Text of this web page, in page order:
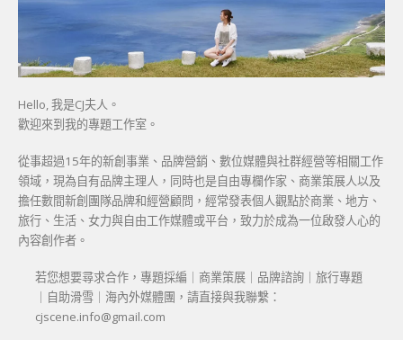
Hello, 我是CJ夫人。
歡迎來到我的專題工作室。
從事超過15年的新創事業、品牌營銷、數位媒體與社群經營等相關工作
領域，現為自有品牌主理人，同時也是自由專欄作家、商業策展人以及
擔任數間新創團隊品牌和經營顧問，經常發表個人觀點於商業、地方、
旅行、生活、女力與自由工作媒體或平台，致力於成為一位啟發人心的
內容創作者。
若您想要尋求合作，專題採編｜商業策展｜品牌諮詢｜旅行專題
｜自助滑雪｜海內外媒體團，請直接與我聯繫：
cjscene.info@gmail.com